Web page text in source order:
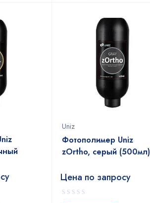
Uniz
Фотополимер Uniz
zOrtho, серый (500мл)
Цена по запросу